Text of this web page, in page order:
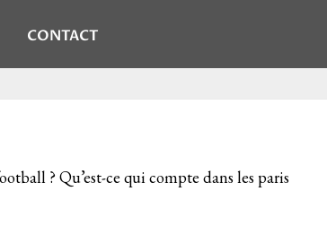
CONTACT
? Qu’est-ce qui compte dans les paris